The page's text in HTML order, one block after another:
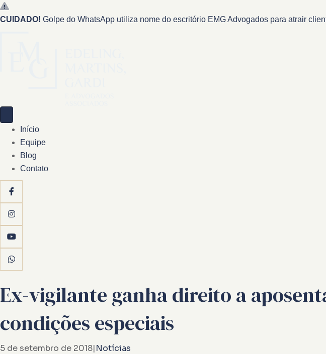
CUIDADO! Golpe do WhatsApp utiliza nome do escritório EMG Advogados para atrair
Início
Equipe
Blog
Contato
Ex-vigilante ganha direito a
condições especiais
5 de setembro de 2018|Notícias